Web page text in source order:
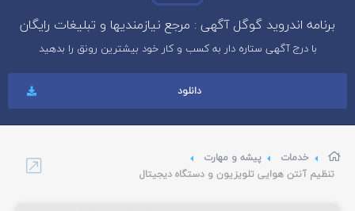
برنامه اندروید گوگل آگهی : مرجع نیازمندیها و تبلیغات رایگان
با درج آگهی ستاره دار به کسب و کار خود بیشترین رونق را بدهید
دانلود
خدمات
پیشه و مهارت
تنظیم آنتن هوایی تلویزیون و دستگاه دیجیتال